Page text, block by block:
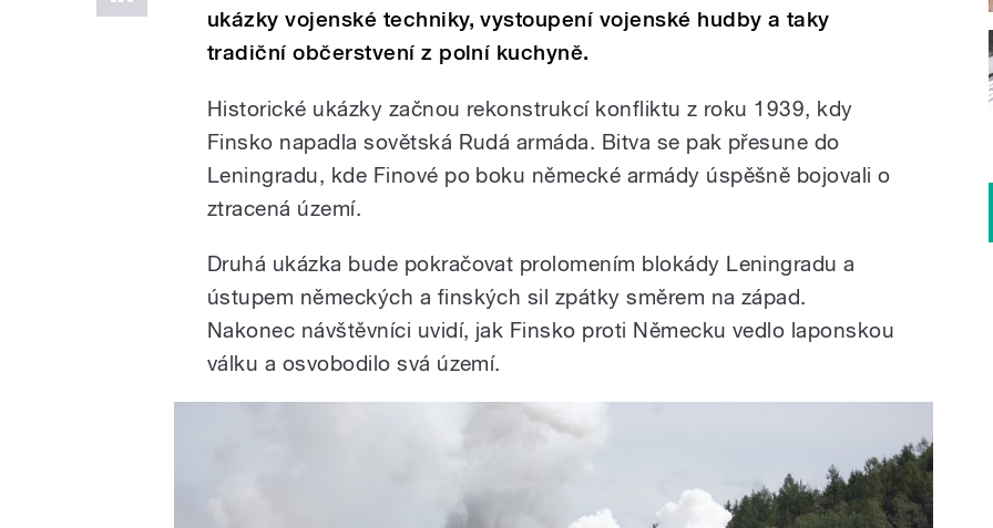
ukázky vojenské techniky, vystoupení vojenské hudby a taky
tradiční občerstvení z polní kuchyně.
Historické ukázky začnou rekonstrukcí konfliktu z roku 1939, kdy
Finsko napadla sovětská Rudá armáda. Bitva se pak přesune do
Leningradu, kde Finové po boku německé armády úspěšně bojovali o
ztracená území.
Druhá ukázka bude pokračovat prolomením blokády Leningradu a
ústupem německých a finských sil zpátky směrem na západ.
Nakonec návštěvníci uvidí, jak Finsko proti Německu vedlo laponskou
válku a osvobodilo svá území.